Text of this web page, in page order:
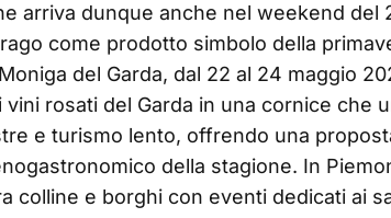
arriva dunque anche nel weekend del
come prodotto simbolo della
del Garda, dal 22 al 24 maggio
rosati del Garda in una cornice che
e turismo lento, offrendo una
della stagione. In
colline e borghi con eventi dedicati ai